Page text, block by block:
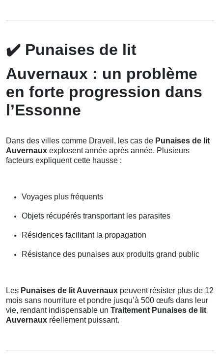
✔️ Punaises de lit
Auvernaux : un problème
en forte progression dans
l’Essonne
Dans des villes comme Draveil, les cas de Punaises de lit
Auvernaux explosent année après année. Plusieurs
facteurs expliquent cette hausse :
Voyages plus fréquents
Objets récupérés transportant les parasites
Résidences facilitant la propagation
Résistance des punaises aux produits grand public
Les Punaises de lit Auvernaux peuvent résister plus de 12
mois sans nourriture et pondre jusqu’à 500 œufs dans leur
vie, rendant indispensable un Traitement Punaises de lit
Auvernaux réellement puissant.